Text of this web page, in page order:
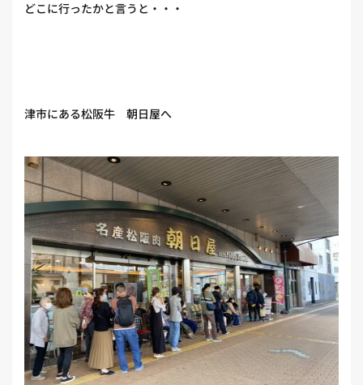
どこに行ったかと言うと・・・
津市にある松阪牛 朝日屋へ